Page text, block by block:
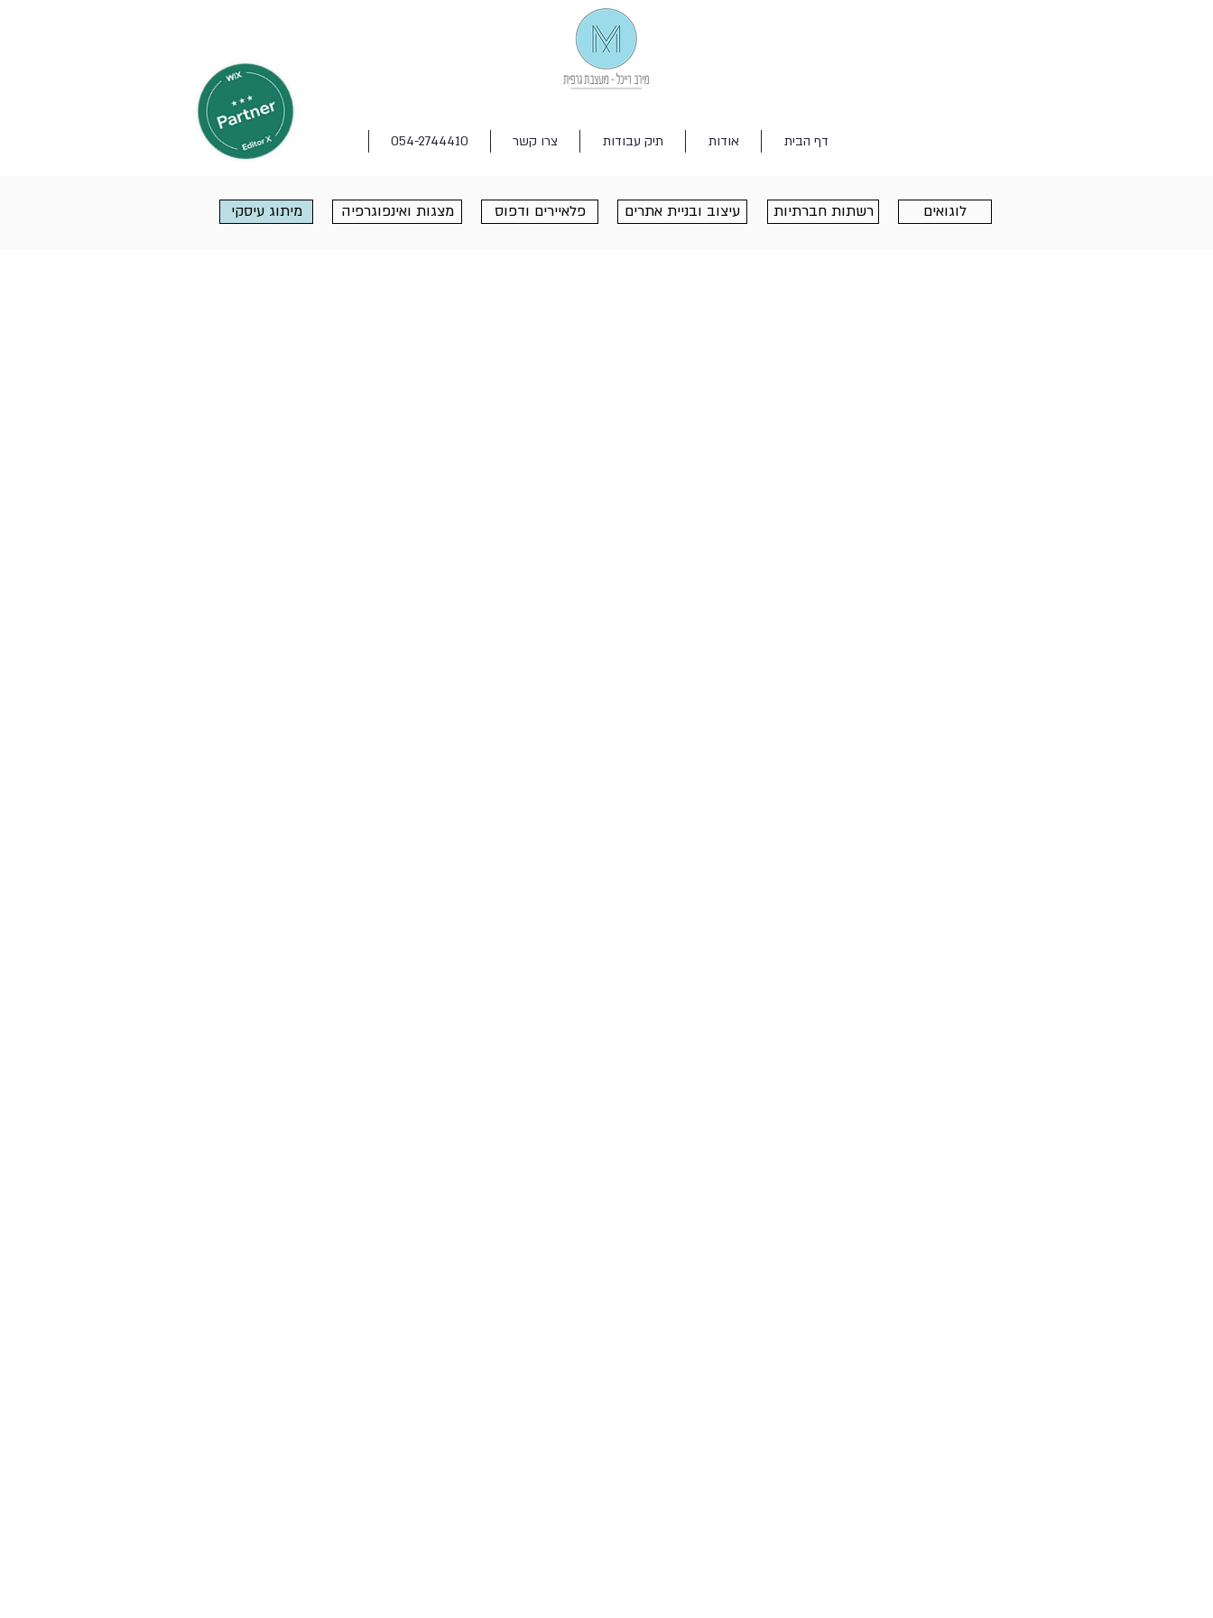
דף הבית אודות תיק עבודות צרו קשר 054-2744410
מיתוג עיסקי מצגות ואינפוגרפיה פלאיירים ודפוס עיצוב ובניית אתרים רשתות חברתיות לוגואים